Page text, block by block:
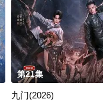
第21集
九门(2026)